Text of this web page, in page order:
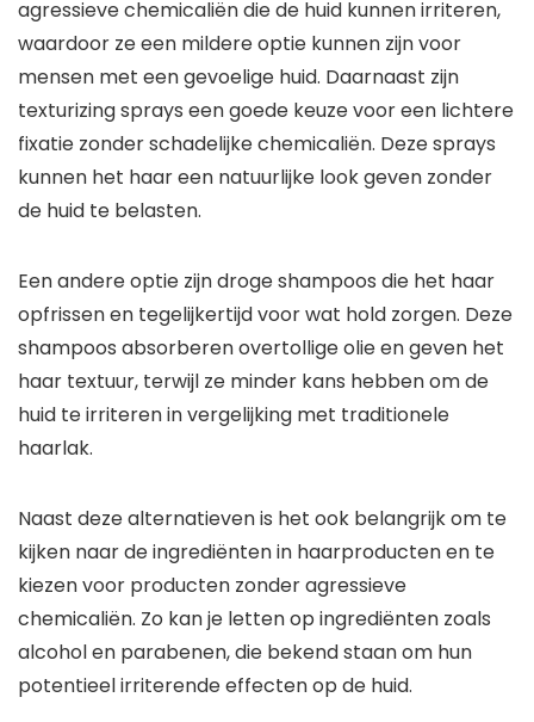
agressieve chemicaliën die de huid kunnen irriteren,
waardoor ze een mildere optie kunnen zijn voor
mensen met een gevoelige huid. Daarnaast zijn
texturizing sprays een goede keuze voor een lichtere
fixatie zonder schadelijke chemicaliën. Deze sprays
kunnen het haar een natuurlijke look geven zonder
de huid te belasten.
Een andere optie zijn droge shampoos die het haar
opfrissen en tegelijkertijd voor wat hold zorgen. Deze
shampoos absorberen overtollige olie en geven het
haar textuur, terwijl ze minder kans hebben om de
huid te irriteren in vergelijking met traditionele
haarlak.
Naast deze alternatieven is het ook belangrijk om te
kijken naar de ingrediënten in haarproducten en te
kiezen voor producten zonder agressieve
chemicaliën. Zo kan je letten op ingrediënten zoals
alcohol en parabenen, die bekend staan om hun
potentieel irriterende effecten op de huid.